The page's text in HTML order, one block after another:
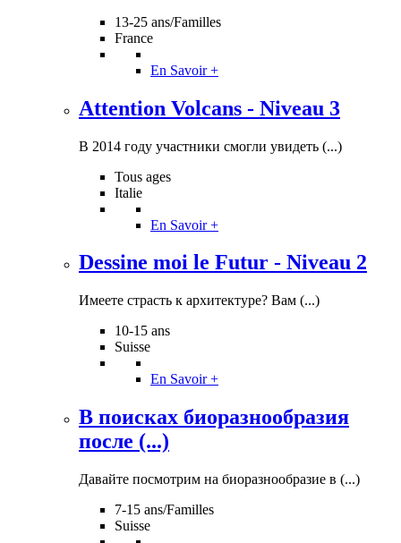
13-25 ans/Familles
France
En Savoir +
Attention Volcans - Niveau 3
В 2014 году участники смогли увидеть (...)
Tous ages
Italie
En Savoir +
Dessine moi le Futur - Niveau 2
Имеете страсть к архитектуре? Вам (...)
10-15 ans
Suisse
En Savoir +
В поисках биоразнообразия
после (...)
Давайте посмотрим на биоразнообразие в (...)
7-15 ans/Familles
Suisse